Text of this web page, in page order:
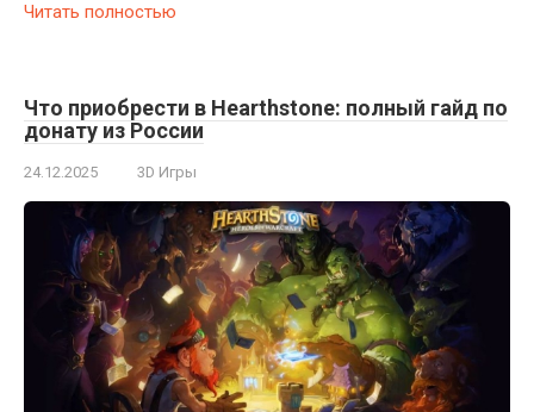
Читать полностью
Что приобрести в Hearthstone: полный гайд по
донату из России
24.12.2025 3D Игры